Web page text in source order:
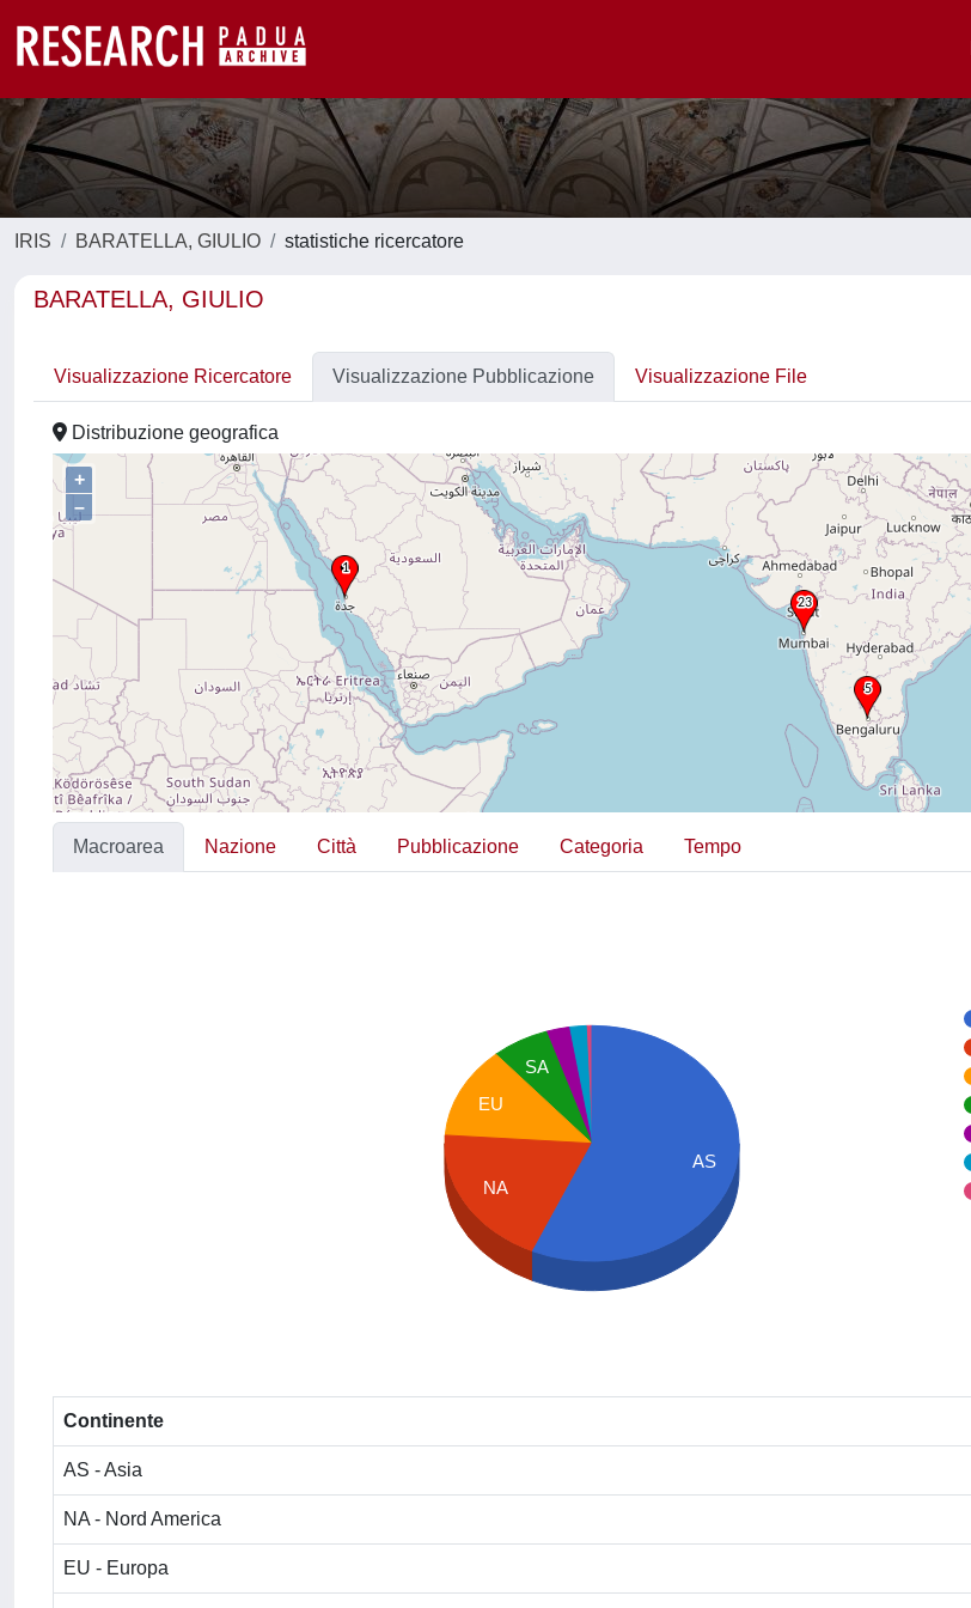
IRIS BARATELLA, GIULIO statistiche ricercatore
BARATELLA, GIULIO
Visualizzazione Ricercatore Visualizzazione Pubblicazione Visualizzazione File
Distribuzione geografica
+
–
Macroarea Nazione Città Pubblicazione Categoria Tempo
SA
EU
NA
AS
Continente
AS - Asia
NA - Nord America
EU - Europa